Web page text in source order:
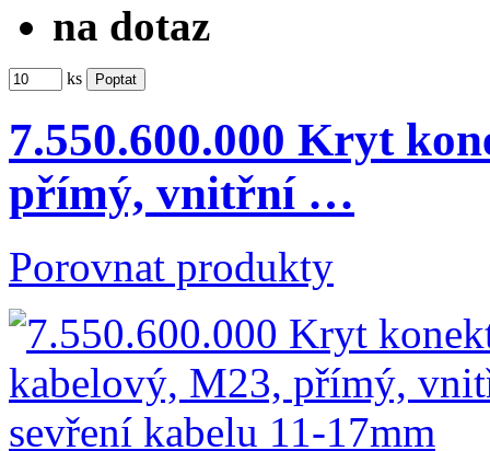
na dotaz
ks
7.550.600.000 Kryt
přímý, vnitřní …
Porovnat produkty